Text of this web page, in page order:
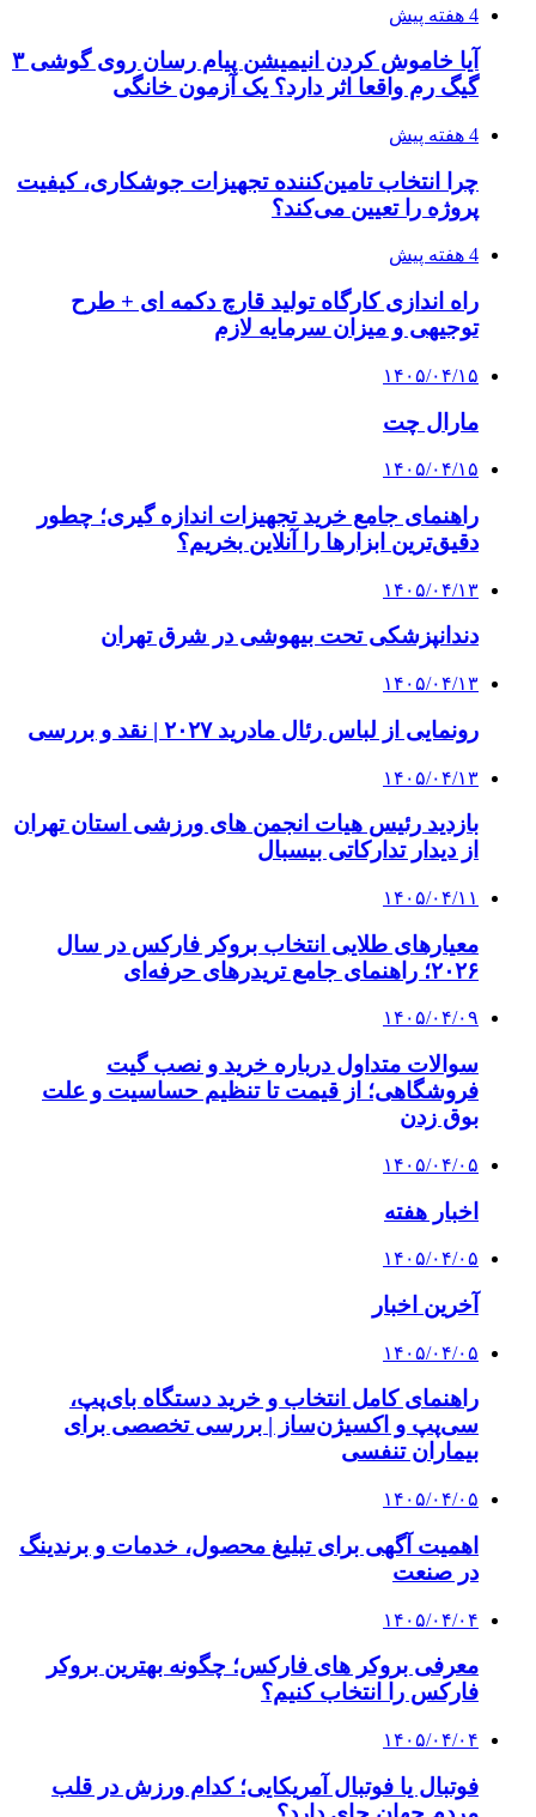
4 هفته پیش
آیا خاموش کردن انیمیشن پیام رسان روی گوشی ۳
گیگ رم واقعا اثر دارد؟ یک آزمون خانگی
4 هفته پیش
چرا انتخاب تامین‌کننده تجهیزات جوشکاری، کیفیت
پروژه را تعیین می‌کند؟
4 هفته پیش
راه اندازی کارگاه تولید قارچ دکمه ای + طرح
توجیهی و میزان سرمایه لازم
۱۴۰۵/۰۴/۱۵
مارال چت
۱۴۰۵/۰۴/۱۵
راهنمای جامع خرید تجهیزات اندازه گیری؛ چطور
دقیق‌ترین ابزارها را آنلاین بخریم؟
۱۴۰۵/۰۴/۱۳
دندانپزشکی تحت بیهوشی در شرق تهران
۱۴۰۵/۰۴/۱۳
رونمایی از لباس رئال مادرید ۲۰۲۷ | نقد و بررسی
۱۴۰۵/۰۴/۱۳
بازدید رئیس هیات انجمن های ورزشی استان تهران
از دیدار تدارکاتی بیسبال
۱۴۰۵/۰۴/۱۱
معیارهای طلایی انتخاب بروکر فارکس در سال
۲۰۲۶؛ راهنمای جامع تریدرهای حرفه‌ای
۱۴۰۵/۰۴/۰۹
سوالات متداول درباره خرید و نصب گیت
فروشگاهی؛ از قیمت تا تنظیم حساسیت و علت
بوق زدن
۱۴۰۵/۰۴/۰۵
اخبار هفته
۱۴۰۵/۰۴/۰۵
آخرین اخبار
۱۴۰۵/۰۴/۰۵
راهنمای کامل انتخاب و خرید دستگاه بای‌پپ،
سی‌پپ و اکسیژن‌ساز | بررسی تخصصی برای
بیماران تنفسی
۱۴۰۵/۰۴/۰۵
اهمیت آگهی برای تبلیغ محصول، خدمات و برندینگ
در صنعت
۱۴۰۵/۰۴/۰۴
معرفی بروکر های فارکس؛ چگونه بهترین بروکر
فارکس را انتخاب کنیم؟
۱۴۰۵/۰۴/۰۴
فوتبال یا فوتبال آمریکایی؛ کدام ورزش در قلب